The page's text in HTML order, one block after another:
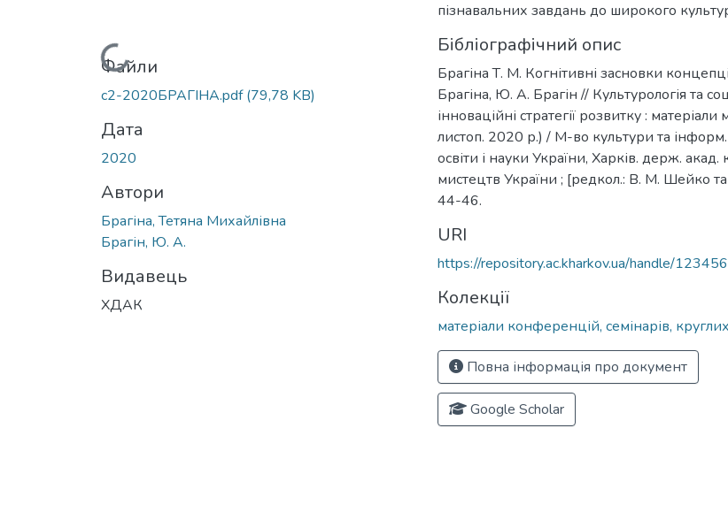
Вантажиться...
Файли
c2-2020БРАГІНА.pdf(79,78 KB)
Дата
2020
Автори
Брагіна, Тетяна Михайлівна
Брагін, Ю. А.
Видавець
ХДАК
пізнавальних завдань до широкого
Бібліографічний опис
Брагіна Т. М. Когнітивні засновки
Брагіна, Ю. А. Брагін // Культурологія та
інноваційні стратегії розвитку :
листоп. 2020 р.) / М-во культури та
освіти і науки України, Харків. держ.
мистецтв України ; [редкол.: В. М. Шейко
44-46.
URI
https://repository.ac.kharkov.ua/handle/
Колекції
матеріали конференцій, семінарів, круглих
Повна інформація про документ
Google Scholar